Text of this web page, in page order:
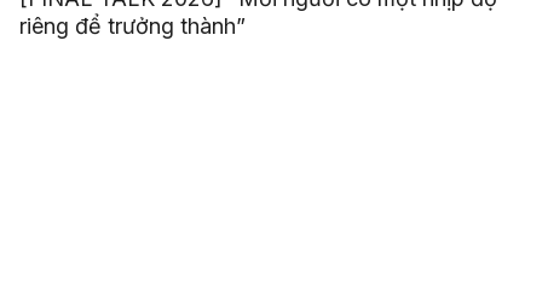
riêng để trưởng thành”